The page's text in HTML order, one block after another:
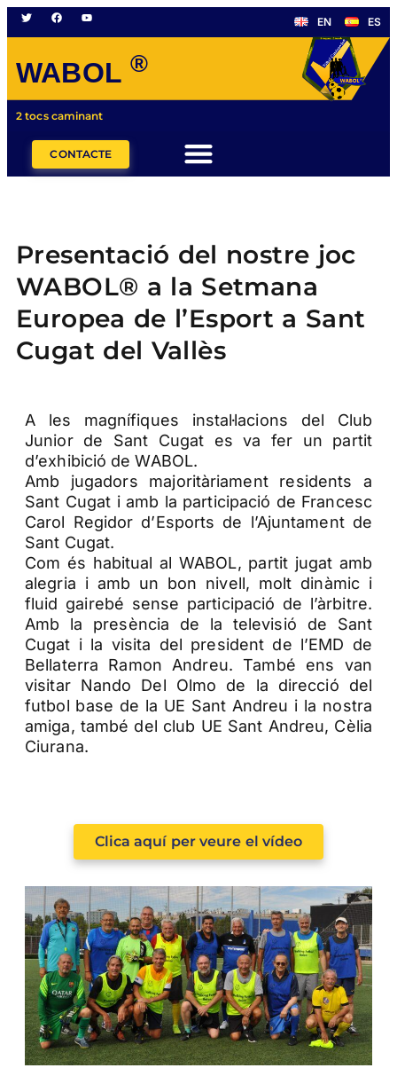
EN ES
WABOL ®
2 tocs caminant
CONTACTE
Presentació del nostre joc
WABOL® a la Setmana
Europea de l’Esport a Sant
Cugat del Vallès
A les magnífiques instal·lacions del Club
Junior de Sant Cugat es va fer un partit
d’exhibició de WABOL.
Amb jugadors majoritàriament residents a
Sant Cugat i amb la participació de Francesc
Carol Regidor d’Esports de l’Ajuntament de
Sant Cugat.
Com és habitual al WABOL, partit jugat amb
alegria i amb un bon nivell, molt dinàmic i
fluid gairebé sense participació de l’àrbitre.
Amb la presència de la televisió de Sant
Cugat i la visita del president de l’EMD de
Bellaterra Ramon Andreu. També ens van
visitar Nando Del Olmo de la direcció del
futbol base de la UE Sant Andreu i la nostra
amiga, també del club UE Sant Andreu, Cèlia
Ciurana.
Clica aquí per veure el vídeo